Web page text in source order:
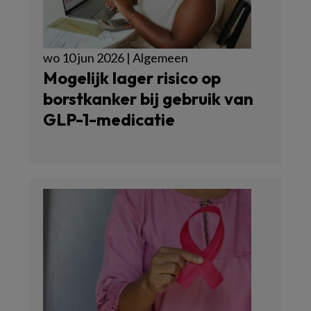
wo 10 jun 2026 | Algemeen
Mogelijk lager risico op
borstkanker bij gebruik van
GLP-1-medicatie